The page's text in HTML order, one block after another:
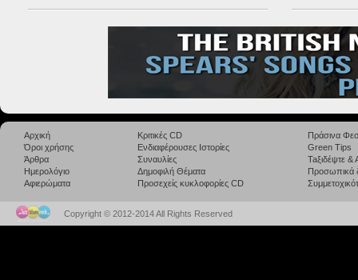
Αρχική
Όροι χρήσης
Άρθρα
Ημερολόγιο
Αφιερώματα
Κριτικές CD
Ενδιαφέρουσες Ιστορίες
Συναυλίες
Δημοφιλή Θέματα
Προσεχείς κυκλοφορίες CD
Πράσινα
Green Tips
Taξιδέψτε
Προσωπικά
Copyright © 2012-2014 All Rights Reserved